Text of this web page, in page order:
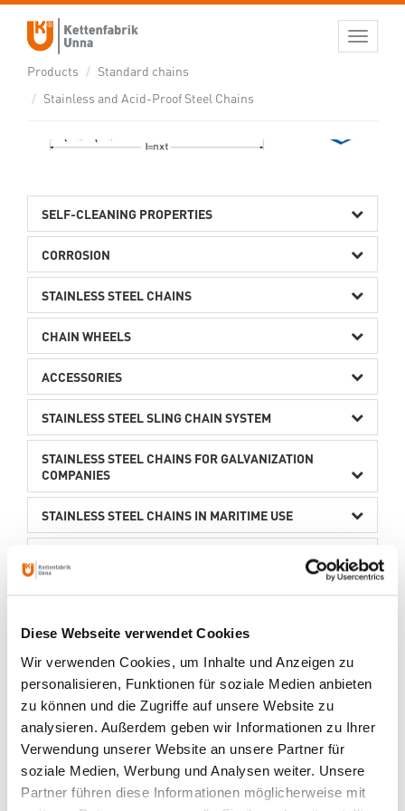
Diese Webseite verwendet Cookies
Wir verwenden Cookies, um Inhalte und Anzeigen zu
personalisieren, Funktionen für soziale Medien anbieten
zu können und die Zugriffe auf unsere Website zu
analysieren. Außerdem geben wir Informationen zu Ihrer
Verwendung unserer Website an unsere Partner für
soziale Medien, Werbung und Analysen weiter. Unsere
Partner führen diese Informationen möglicherweise mit
Toggle
Products
Standard chains
Stainless and Acid-Proof Steel Chains
STAINLESS AND ACID-PROOF STEEL
CHAINS
SELF-CLEANING PROPERTIES
CORROSION
STAINLESS STEEL CHAINS
CHAIN WHEELS
ACCESSORIES
STAINLESS STEEL SLING CHAIN SYSTEM
STAINLESS STEEL CHAINS FOR GALVANIZATION
COMPANIES
STAINLESS STEEL CHAINS IN MARITIME USE
FILLER MATERIALS
CONTACT PERSON